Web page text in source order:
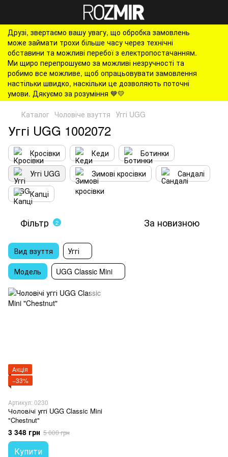
Друзі, звертаємо вашу увагу, що обробка замовлень
може займати трохи більше часу через технічні
обставини та можливі перебої з електропостачанням.
Ми щиро перепрошуємо за можливі незручності та
робимо все можливе, щоб опрацьовувати замовлення
настільки швидко, наскільки це дозволяють поточні
умови. Дякуємо за розуміння 💙💛
Каталог Чоловіче взуття Уггі UGG
Уггі UGG 1002072
Кросівки Кеди
Ботинки
Уггі UGG
Зимові кросівки
Сандалі
Капці
Фільтр 2 За новизною
Вид взуття
Уггі
Модель
UGG Classic Mini
Акція
−33%
Артикул: 0230
Чоловічі уггі UGG Classic Mini
"Chestnut"
3 348 грн 5 000 грн
Купити